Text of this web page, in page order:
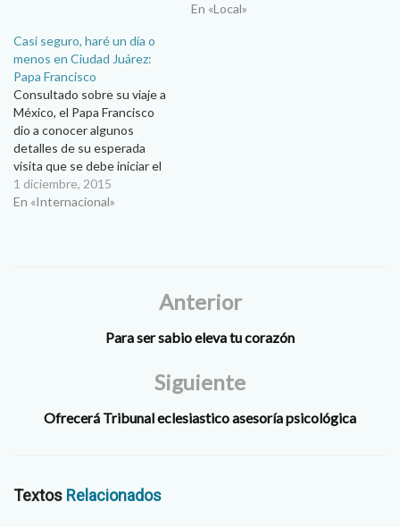
En «Local»
Casi seguro, haré un día o
menos en Ciudad Juárez:
Papa Francisco
Consultado sobre su viaje a
México, el Papa Francisco
dio a conocer algunos
detalles de su esperada
visita que se debe iniciar el
próximo 12 de febrero. A la
pregunta de la periodista
1 diciembre, 2015
En «Internacional»
Anterior
Para ser sabio eleva tu corazón
Siguiente
Ofrecerá Tribunal eclesiastico asesoría psicológica
Textos Relacionados